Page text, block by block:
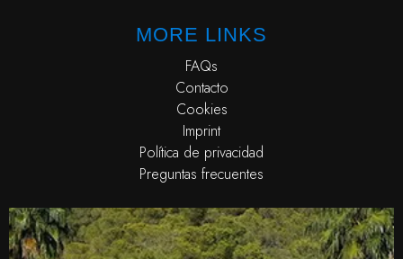
MORE LINKS
FAQs
Contacto
Cookies
Imprint
Política de privacidad
Preguntas frecuentes